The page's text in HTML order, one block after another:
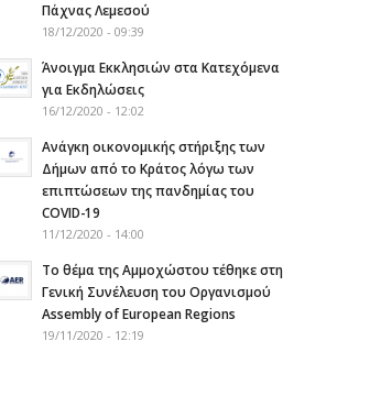
Πάχνας Λεμεσού
18/12/2020 - 09:39
Άνοιγμα Εκκλησιών στα Κατεχόμενα
για Εκδηλώσεις
16/12/2020 - 12:02
Ανάγκη οικονομικής στήριξης των
Δήμων από το Κράτος λόγω των
επιπτώσεων της πανδημίας του
COVID-19
11/12/2020 - 14:00
Το θέμα της Αμμοχώστου τέθηκε στη
Γενική Συνέλευση του Οργανισμού
Assembly of European Regions
19/11/2020 - 12:19